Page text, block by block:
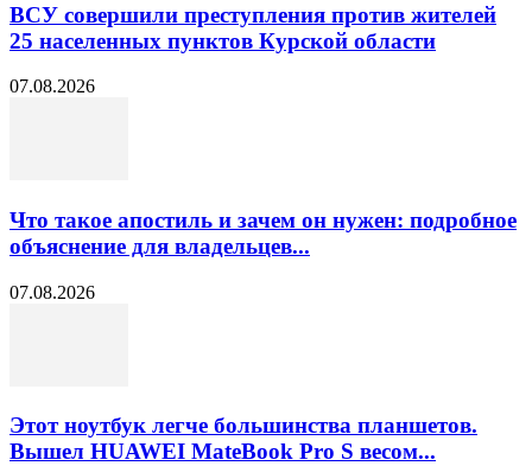
ВСУ совершили преступления против жителей
25 населенных пунктов Курской области
07.08.2026
Что такое апостиль и зачем он нужен: подробное
объяснение для владельцев...
07.08.2026
Этот ноутбук легче большинства планшетов.
Вышел HUAWEI MateBook Pro S весом...